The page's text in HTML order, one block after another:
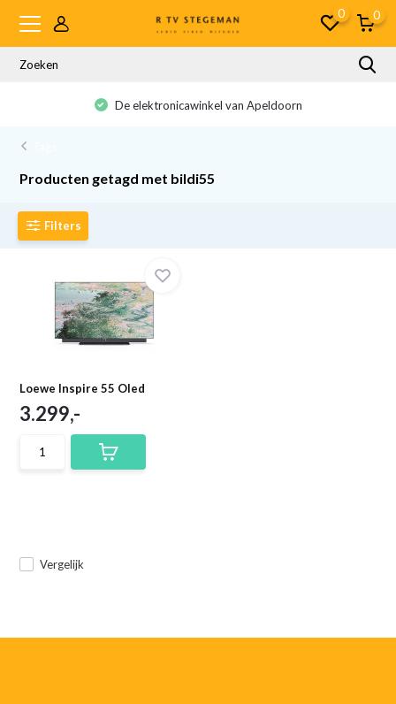
0 0
De elektronicawinkel van Apeldoorn
Producten getagd met bildi55
Filters
Loewe Inspire 55 Oled
Vergelijk
3.299,-